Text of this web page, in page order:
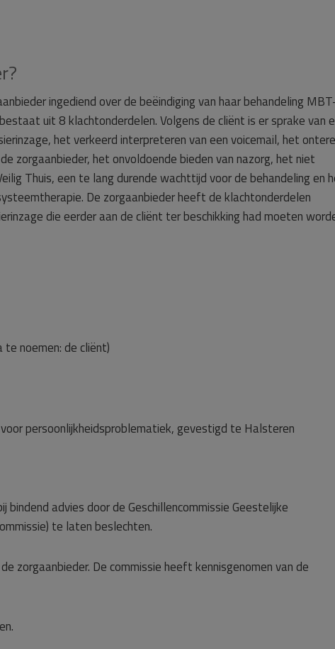
ingediend over de beëindiging van haar behandeling
uit 8 klachtonderdelen. Volgens de cliënt is er sprake van
het verkeerd interpreteren van een voicemail, het
zorgaanbieder, het onvoldoende bieden van nazorg, het niet
Thuis, een te lang durende wachttijd voor de behandeling en
De zorgaanbieder heeft de klachtonderdelen
die eerder aan de cliënt ter beschikking had moeten
noemen: de cliënt)
persoonlijkheidsproblematiek, gevestigd te Halsteren
bindend advies door de Geschillencommissie Geestelijke
te laten beslechten.
zorgaanbieder. De commissie heeft kennisgenomen van de